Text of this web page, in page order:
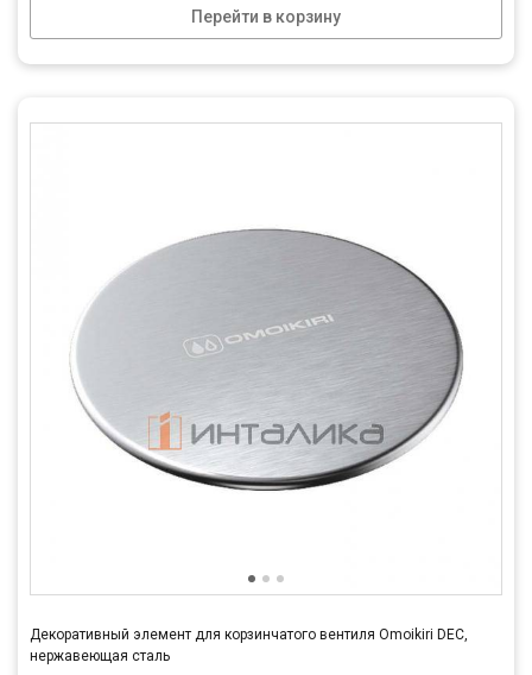
Перейти в корзину
Декоративный элемент для корзинчатого вентиля Omoikiri DEC,
нержавеющая сталь